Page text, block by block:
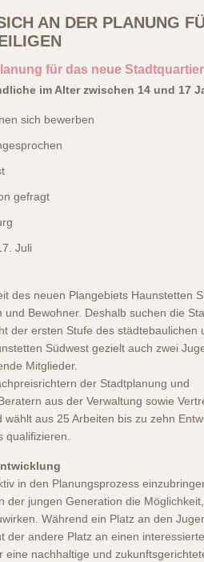
AN DER PLANUNG
für das neue
im Alter zwischen 14 und 17
sich bewerben
gefragt
Juli
des neuen Plangebiets Haunstetten
Bewohner. Deshalb suchen die
der ersten Stufe des städtebaulichen
Südwest gezielt auch zwei
Mitglieder.
der Stadtplanung und
aus der Verwaltung sowie
aus 25 Arbeiten bis zu zehn
qualifizieren.
in den Planungsprozess
der jungen Generation die
Während ein Platz an den
der andere Platz an einen
nachhaltige und